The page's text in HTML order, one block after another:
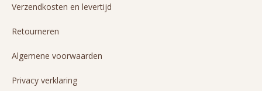
Verzendkosten en levertijd
Retourneren
Algemene voorwaarden
Privacy verklaring